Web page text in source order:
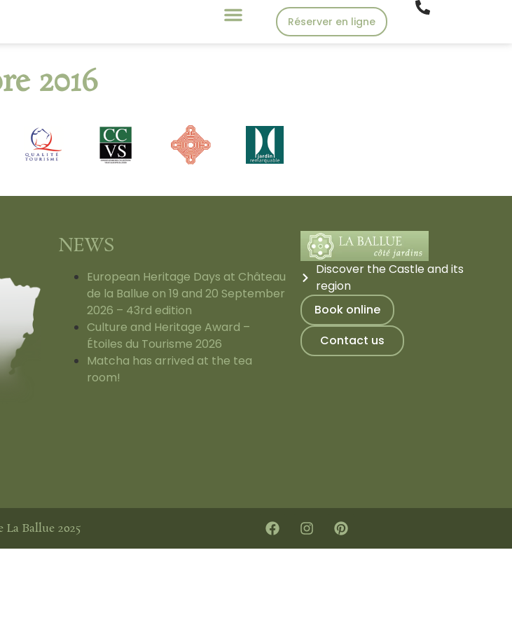
Réserver en ligne
2016
NEWS
European Heritage Days at Château
de la Ballue on 19 and 20 September
2026 – 43rd edition
Culture and Heritage Award –
Étoiles du Tourisme 2026
Matcha has arrived at the tea
room!
Discover the Castle and its
region
Book online
Contact us
Ballue 2025